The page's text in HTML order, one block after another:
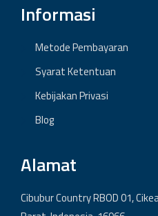
Informasi
Metode Pembayaran
Syarat Ketentuan
Kebijakan Privasi
Blog
Alamat
Cibubur Country RBOD 01,